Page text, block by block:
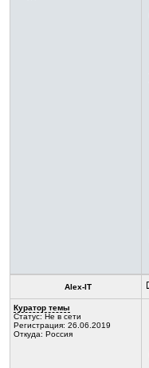
Alex-IT
Куратор темы
Статус: Не в сети
Регистрация: 26.06.2019
Откуда: Россия